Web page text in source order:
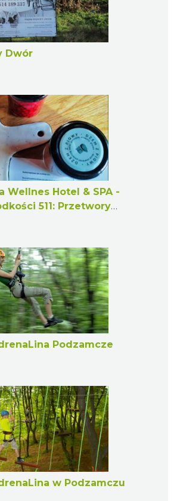
Dwór
Wellnes Hotel & SPA -
511: Przetwory
wyroby cukiernicze
Podzamcze
w Podzamczu